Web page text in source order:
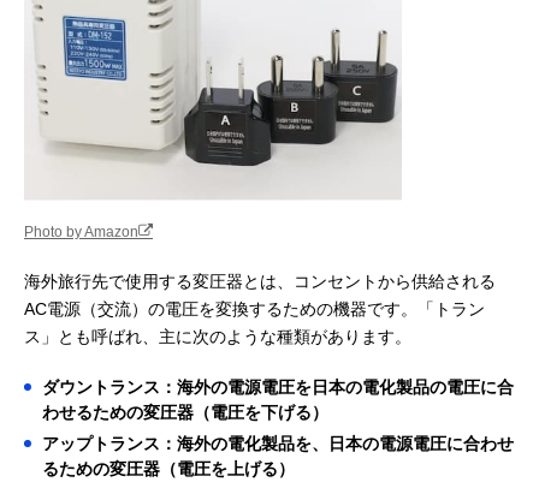
Photo by Amazon
海外旅行先で使用する変圧器とは、コンセントから供給される
AC電源（交流）の電圧を変換するための機器です。「トラン
ス」とも呼ばれ、主に次のような種類があります。
ダウントランス：海外の電源電圧を日本の電化製品の電圧に合
わせるための変圧器（電圧を下げる）
アップトランス：海外の電化製品を、日本の電源電圧に合わせ
るための変圧器（電圧を上げる）